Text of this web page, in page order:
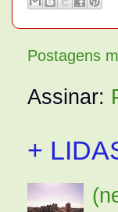
Postagens
Assinar:
+